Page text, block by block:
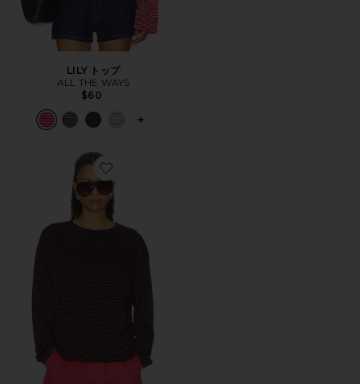
LILY トップ
ALL THE WAYS
$60
PLUS ICON TO SEE MORE OPTIONS
Favorite LILY トップ